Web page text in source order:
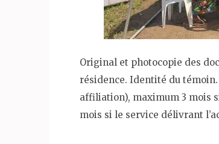
Original et photocopie des
résidence. Identité du
affiliation), maximum 3 mois
mois si le service délivrant